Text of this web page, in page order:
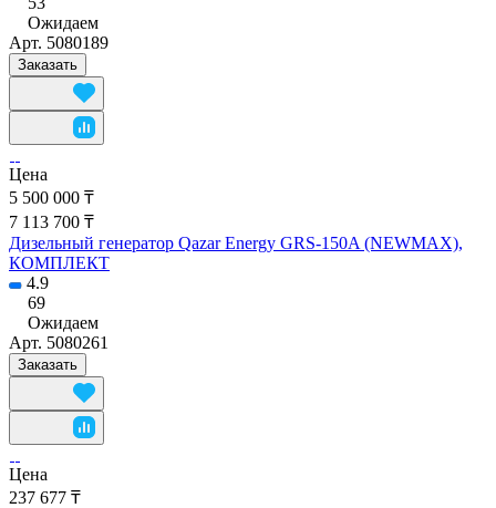
Ожидаем
Арт. 5080189
Заказать
Цена
5 500 000 ₸
7 113 700 ₸
Дизельный генератор Qazar Energy GRS-150A (NEWMAX),
КОМПЛЕКТ
4.9
69
Ожидаем
Арт. 5080261
Заказать
Цена
237 677 ₸